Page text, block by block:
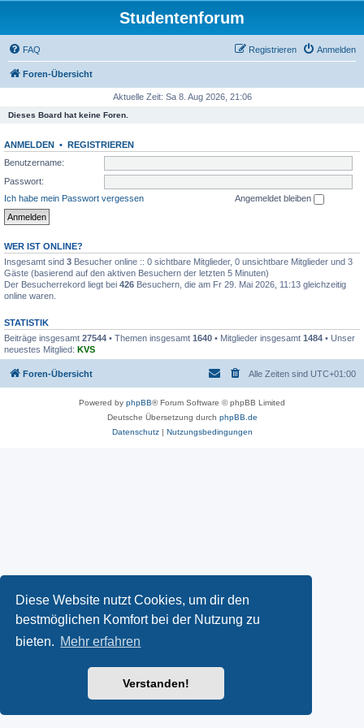
Diese Website nutzt Cookies, um dir den
bestmöglichen Komfort bei der Nutzung zu
bieten. Mehr erfahren
Verstanden!
Studentenforum
FAQ Anmelden
Registrieren
Foren-Übersicht
Aktuelle Zeit: Sa 8. Aug 2026, 21:06
Dieses Board hat keine Foren.
ANMELDEN • REGISTRIEREN
Benutzername:
Passwort:
Ich habe mein Passwort vergessen
Angemeldet bleiben
WER IST ONLINE?
Insgesamt sind 3 Besucher online :: 0 sichtbare Mitglieder, 0 unsichtbare Mitglieder und 3
Gäste (basierend auf den aktiven Besuchern der letzten 5 Minuten)
Der Besucherrekord liegt bei 426 Besuchern, die am Fr 29. Mai 2026, 11:13 gleichzeitig
online waren.
STATISTIK
Beiträge insgesamt 27544 • Themen insgesamt 1640 • Mitglieder insgesamt 1484 • Unser
neuestes Mitglied: KVS
Foren-Übersicht Alle Zeiten sind UTC+01:00
Powered by phpBB® Forum Software © phpBB Limited
Deutsche Übersetzung durch phpBB.de
Datenschutz| Nutzungsbedingungen